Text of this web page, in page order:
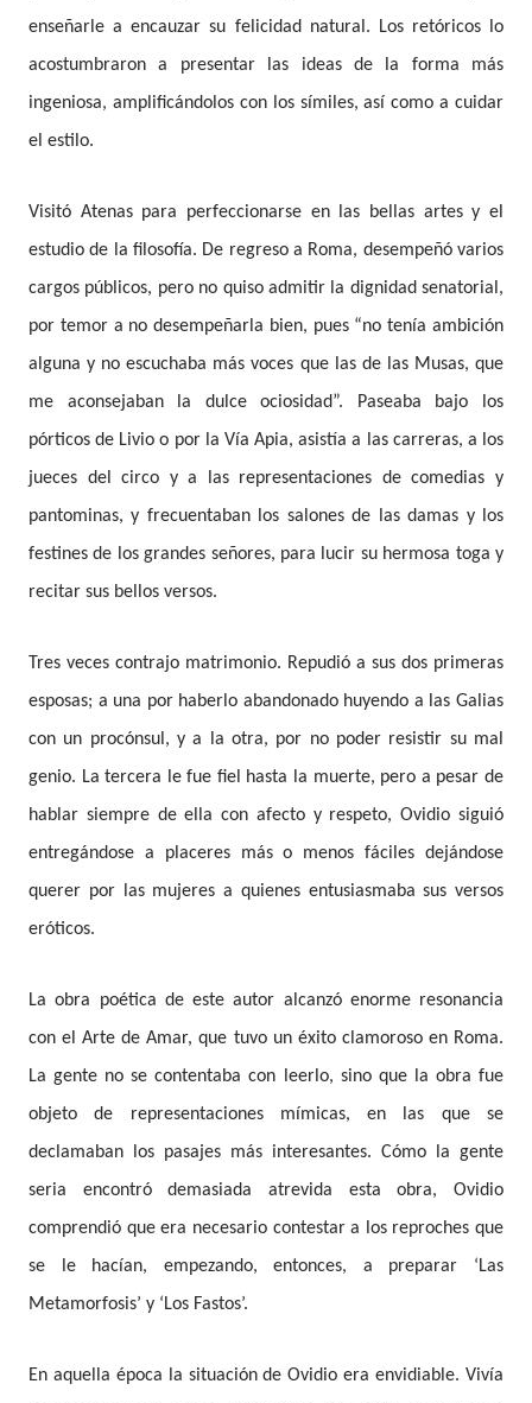
enseñarle a encauzar su felicidad natural. Los retóricos lo
acostumbraron a presentar las ideas de la forma más
ingeniosa, amplificándolos con los símiles, así como a cuidar
el estilo.
Visitó Atenas para perfeccionarse en las bellas artes y el
estudio de la filosofía. De regreso a Roma, desempeñó varios
cargos públicos, pero no quiso admitir la dignidad senatorial,
por temor a no desempeñarla bien, pues “no tenía ambición
alguna y no escuchaba más voces que las de las Musas, que
me aconsejaban la dulce ociosidad”. Paseaba bajo los
pórticos de Livio o por la Vía Apia, asistía a las carreras, a los
jueces del circo y a las representaciones de comedias y
pantominas, y frecuentaban los salones de las damas y los
festines de los grandes señores, para lucir su hermosa toga y
recitar sus bellos versos.
Tres veces contrajo matrimonio. Repudió a sus dos primeras
esposas; a una por haberlo abandonado huyendo a las Galias
con un procónsul, y a la otra, por no poder resistir su mal
genio. La tercera le fue fiel hasta la muerte, pero a pesar de
hablar siempre de ella con afecto y respeto, Ovidio siguió
entregándose a placeres más o menos fáciles dejándose
querer por las mujeres a quienes entusiasmaba sus versos
eróticos.
La obra poética de este autor alcanzó enorme resonancia
con el Arte de Amar, que tuvo un éxito clamoroso en Roma.
La gente no se contentaba con leerlo, sino que la obra fue
objeto de representaciones mímicas, en las que se
declamaban los pasajes más interesantes. Cómo la gente
seria encontró demasiada atrevida esta obra, Ovidio
comprendió que era necesario contestar a los reproches que
se le hacían, empezando, entonces, a preparar ‘Las
Metamorfosis’ y ‘Los Fastos’.
En aquella época la situación de Ovidio era envidiable. Vivía